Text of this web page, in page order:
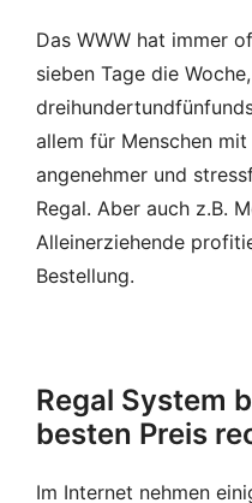
Das WWW hat immer
sieben Tage die Woche,
allem für Menschen
angenehmer und
Regal. Aber auch z.B.
Alleinerziehende
Bestellung.
Regal System
besten Preis
Im Internet nehmen